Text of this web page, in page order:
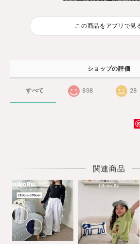
この商品をアプリで見
ショップの評価
すべて 898 28
関連商品